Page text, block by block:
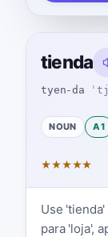
tienda
tyen-da
NOUN A1
★★★★★
Use
para 'loja',